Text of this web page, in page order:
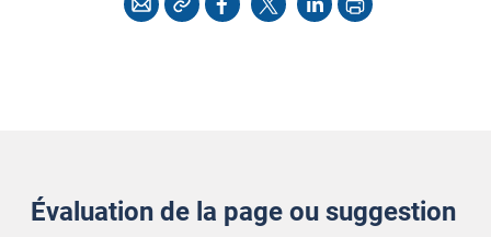
Évaluation de la page ou suggestion